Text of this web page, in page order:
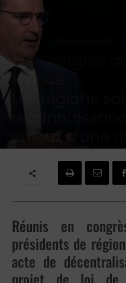
Politique
14e Congrès
France :
Les régions
Réunis en
présidents de
acte de